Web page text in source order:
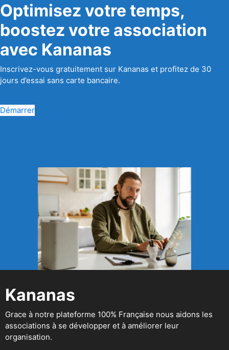
Optimisez votre temps,
boostez votre association
avec Kananas
Inscrivez-vous gratuitement sur Kananas et profitez de 30
jours d’essai sans carte bancaire.
Démarrer
Kananas
Grace à notre plateforme 100% Française nous aidons les
associations à se développer et à améliorer leur
organisation.